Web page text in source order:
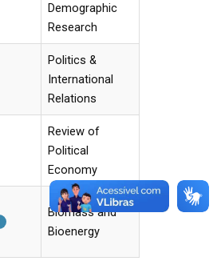
Demographic
Research
Politics &
International
Relations
Review of
Political
Economy
Biomass and
Bioenergy